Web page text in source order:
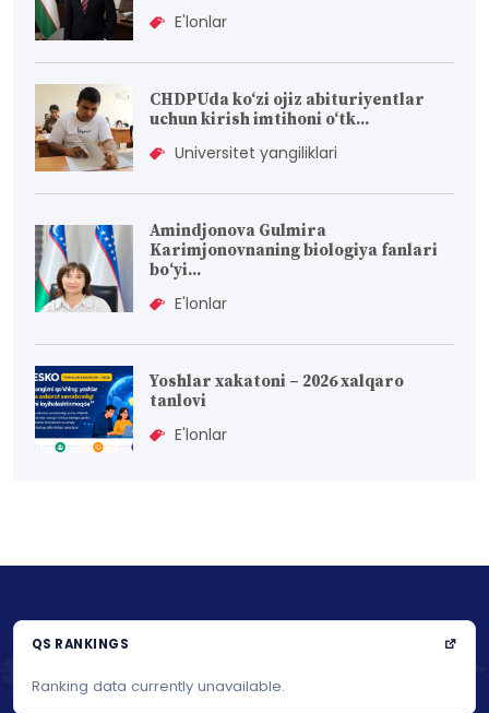
E'lonlar
CHDPUda ko‘zi ojiz abituriyentlar
uchun kirish imtihoni o‘tk...
Universitet yangiliklari
Amindjonova Gulmira
Karimjonovnaning biologiya fanlari
bо‘yi...
E'lonlar
Yoshlar xakatoni – 2026 xalqaro
tanlovi
E'lonlar
QS RANKINGS
Ranking data currently unavailable.